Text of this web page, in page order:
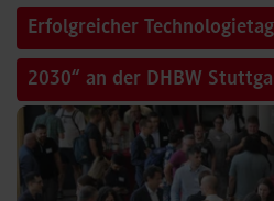
Erfolgreicher
2030“ an der DHBW